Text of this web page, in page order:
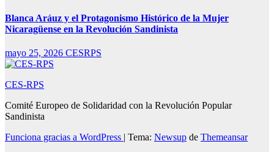
Blanca Aráuz y el Protagonismo Histórico de la Mujer
Nicaragüense en la Revolución Sandinista
mayo 25, 2026 CESRPS
CES-RPS
Comité Europeo de Solidaridad con la Revolución Popular
Sandinista
Funciona gracias a WordPress
Tema: Newsup de Themeansar